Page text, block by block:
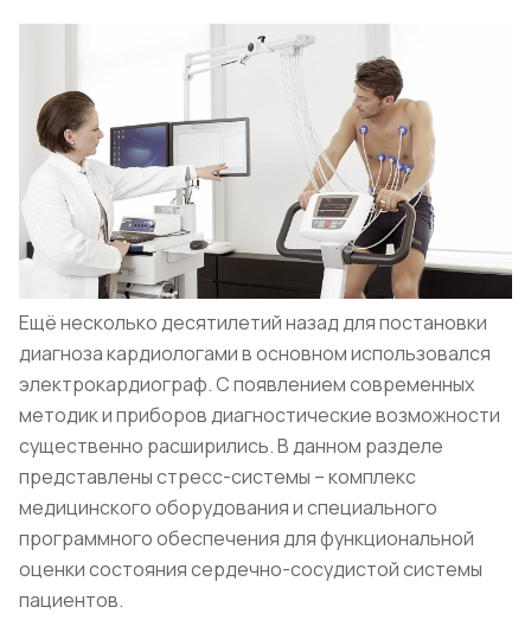
Ещё несколько десятилетий назад для постановки
диагноза кардиологами в основном использовался
электрокардиограф. С появлением современных
методик и приборов диагностические возможности
существенно расширились. В данном разделе
представлены стресс-системы – комплекс
медицинского оборудования и специального
программного обеспечения для функциональной
оценки состояния сердечно-сосудистой системы
пациентов.